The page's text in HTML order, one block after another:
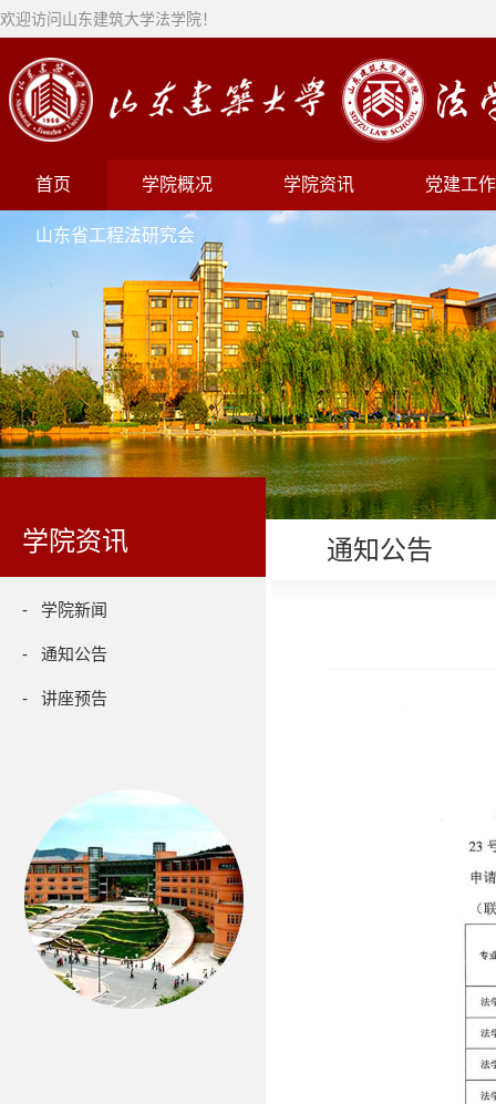
欢迎访问山东建筑大学法学院！
首页 学院概况 学院资讯 党建工作
山东省工程法研究会
学院资讯
- 学院新闻
- 通知公告
- 讲座预告
通知公告